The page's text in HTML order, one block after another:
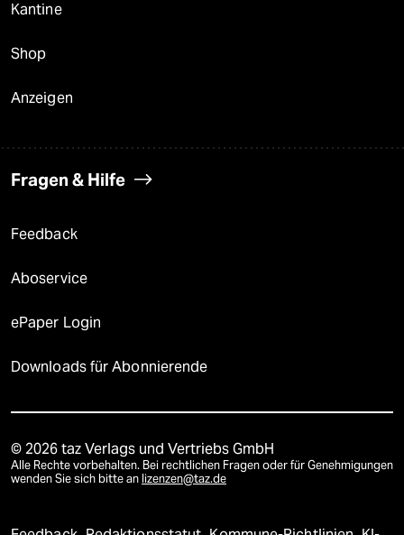
Kantine
Shop
Anzeigen
Fragen & Hilfe
Feedback
Aboservice
ePaper Login
Downloads für Abonnierende
© 2026 taz Verlags und Vertriebs GmbH
Alle Rechte vorbehalten. Bei rechtlichen Fragen oder für Genehmigungen
wenden Sie sich bitte an lizenzen@taz.de